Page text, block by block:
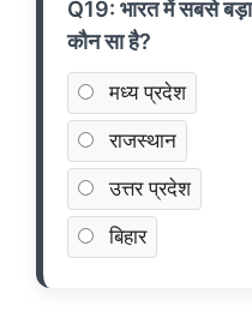
Q19: भारत में सबसे
कौन सा है?
मध्य प्रदेश
राजस्थान
उत्तर प्रदेश
बिहार